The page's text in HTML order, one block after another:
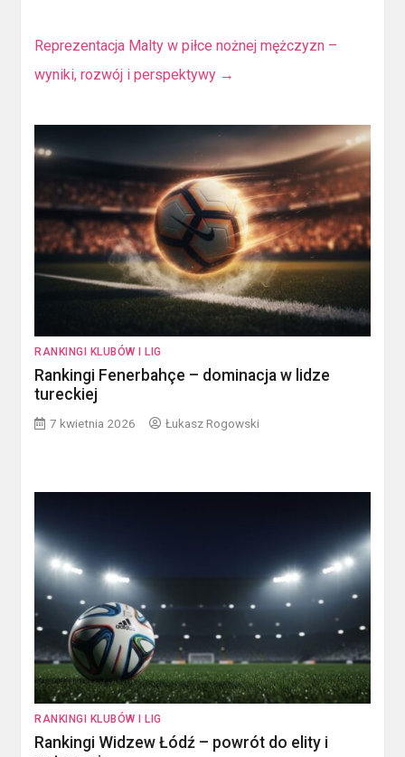
Reprezentacja Malty w piłce nożnej mężczyzn –
wyniki, rozwój i perspektywy →
RANKINGI KLUBÓW I LIG
Rankingi Fenerbahçe – dominacja w lidze
tureckiej
7 kwietnia 2026 Łukasz Rogowski
RANKINGI KLUBÓW I LIG
Rankingi Widzew Łódź – powrót do elity i